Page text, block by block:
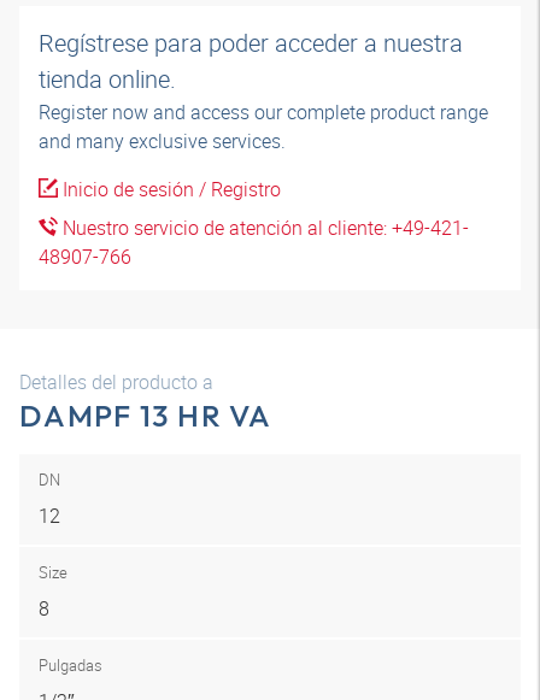
Regístrese para poder acceder a nuestra
tienda online.
Register now and access our complete product range
and many exclusive services.
Inicio de sesión / Registro
Nuestro servicio de atención al cliente: +49-421-
48907-766
Detalles del producto a
DAMPF 13 HR VA
DN
12
Size
8
Pulgadas